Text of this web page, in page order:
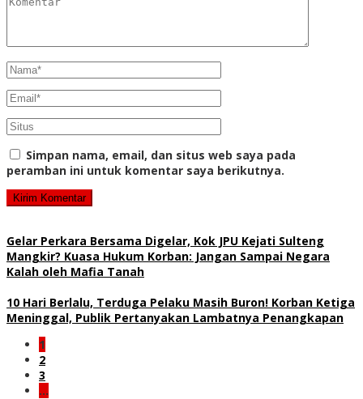
Simpan nama, email, dan situs web saya pada
peramban ini untuk komentar saya berikutnya.
Gelar Perkara Bersama Digelar, Kok JPU Kejati Sulteng
Mangkir? Kuasa Hukum Korban: Jangan Sampai Negara
Kalah oleh Mafia Tanah
10 Hari Berlalu, Terduga Pelaku Masih Buron! Korban Ketiga
Meninggal, Publik Pertanyakan Lambatnya Penangkapan
1
2
3
…